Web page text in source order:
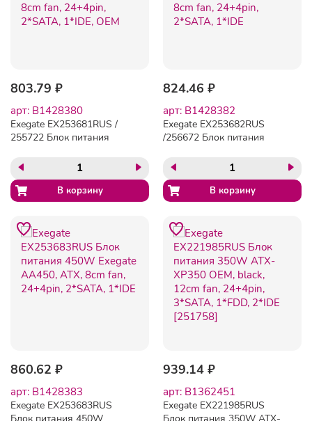
803.79 ₽
арт: B1428380
Exegate EX253681RUS /
255722 Блок питания
8cm fan, 24+4pin, 2*SATA,
1*IDE, OEM
824.46 ₽
арт: B1428382
Exegate EX253682RUS
/256672 Блок питания
8cm fan, 24+4pin, 2*SATA,
1*IDE
860.62 ₽
арт: B1428383
Exegate EX253683RUS
Блок питания 450W
939.14 ₽
арт: B1362451
Exegate EX221985RUS
Блок питания 350W ATX-